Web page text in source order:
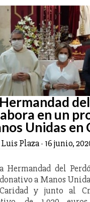
en un
Unidas en
Luis Plaza- 16 junio,
a Hermandad del
donativo a Manos
Caridad y junto al